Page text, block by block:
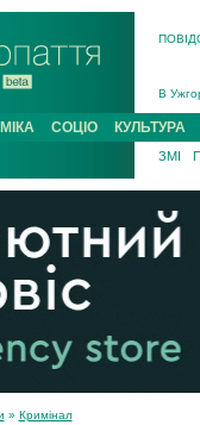
В
На
На
СОЦІО КУЛЬТУРА
ЗМІ
» Кримінал